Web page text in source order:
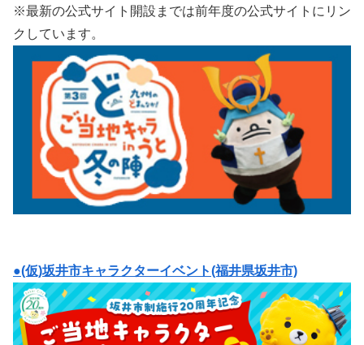
※最新の公式サイト開設までは前年度の公式サイトにリン
クしています。
●(仮)坂井市キャラクターイベント(福井県坂井市)